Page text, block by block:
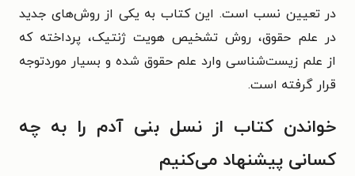
در تعیین نسب است. این کتاب به یکی از روش‌های جدید
در علم حقوق، روش تشخیص هویت ژنتیک، پرداخته که
از علم زیست‌شناسی وارد علم حقوق شده و بسیار موردتوجه
قرار گرفته است.
خواندن کتاب از نسل بنی آدم را به چه
کسانی پیشنهاد می‌کنیم